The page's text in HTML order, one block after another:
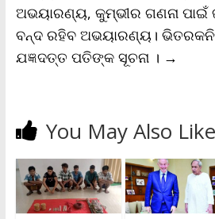
ଅଭୟାରଣ୍ୟ, କୁମ୍ଭୀର ଗଣନା ପାଇଁ
ବନ୍ଦ ରହିବ ଅଭୟାରଣ୍ୟ।
ଯଜ୍ଞଦତ୍ତ ପତିଙ୍କ ସୂଚନା । →
You May Also Like